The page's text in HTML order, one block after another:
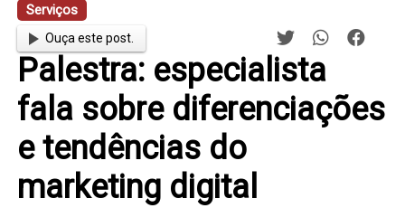
Serviços
Ouça este post.
Palestra: especialista
fala sobre diferenciações
e tendências do
marketing digital